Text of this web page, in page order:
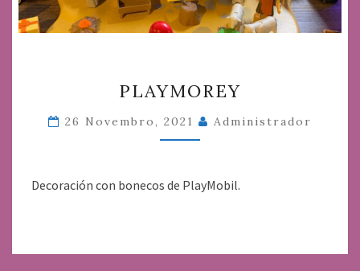
PLAYMOREY
26 Novembro, 2021 Administrador
Decoración con bonecos de PlayMobil.